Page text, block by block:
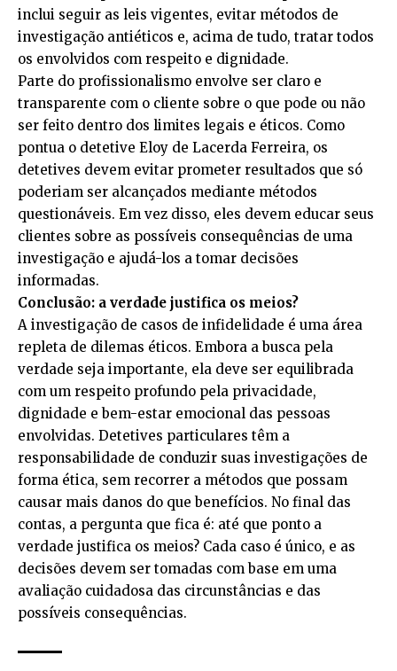
inclui seguir as leis vigentes, evitar métodos de
investigação antiéticos e, acima de tudo, tratar todos
os envolvidos com respeito e dignidade.
Parte do profissionalismo envolve ser claro e
transparente com o cliente sobre o que pode ou não
ser feito dentro dos limites legais e éticos. Como
pontua o detetive Eloy de Lacerda Ferreira, os
detetives devem evitar prometer resultados que só
poderiam ser alcançados mediante métodos
questionáveis. Em vez disso, eles devem educar seus
clientes sobre as possíveis consequências de uma
investigação e ajudá-los a tomar decisões
informadas.
Conclusão: a verdade justifica os meios?
A investigação de casos de infidelidade é uma área
repleta de dilemas éticos. Embora a busca pela
verdade seja importante, ela deve ser equilibrada
com um respeito profundo pela privacidade,
dignidade e bem-estar emocional das pessoas
envolvidas. Detetives particulares têm a
responsabilidade de conduzir suas investigações de
forma ética, sem recorrer a métodos que possam
causar mais danos do que benefícios. No final das
contas, a pergunta que fica é: até que ponto a
verdade justifica os meios? Cada caso é único, e as
decisões devem ser tomadas com base em uma
avaliação cuidadosa das circunstâncias e das
possíveis consequências.